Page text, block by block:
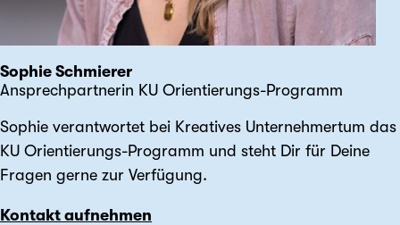
Sophie Schmierer
Ansprechpartnerin KU Orientierungs-Programm
Sophie verantwortet bei Kreatives Unternehmertum das
KU Orientierungs-Programm und steht Dir für Deine
Fragen gerne zur Verfügung.
Kontakt aufnehmen